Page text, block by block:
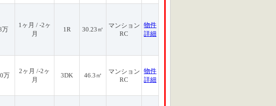
万
1ヶ月 / -2ヶ
月
1R 30.23㎡
マンション
RC
物件
詳細
万
2ヶ月 /-2ヶ
月
3DK 46.3㎡
マンション
RC
物件
詳細